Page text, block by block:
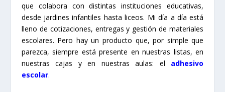
que colabora con distintas instituciones educativas,
desde jardines infantiles hasta liceos. Mi día a día está
lleno de cotizaciones, entregas y gestión de materiales
escolares. Pero hay un producto que, por simple que
parezca, siempre está presente en nuestras listas, en
nuestras cajas y en nuestras aulas: el adhesivo
escolar.